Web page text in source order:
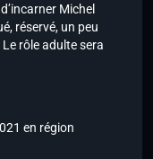
Michel
réservé, un peu
rôle adulte sera
en région